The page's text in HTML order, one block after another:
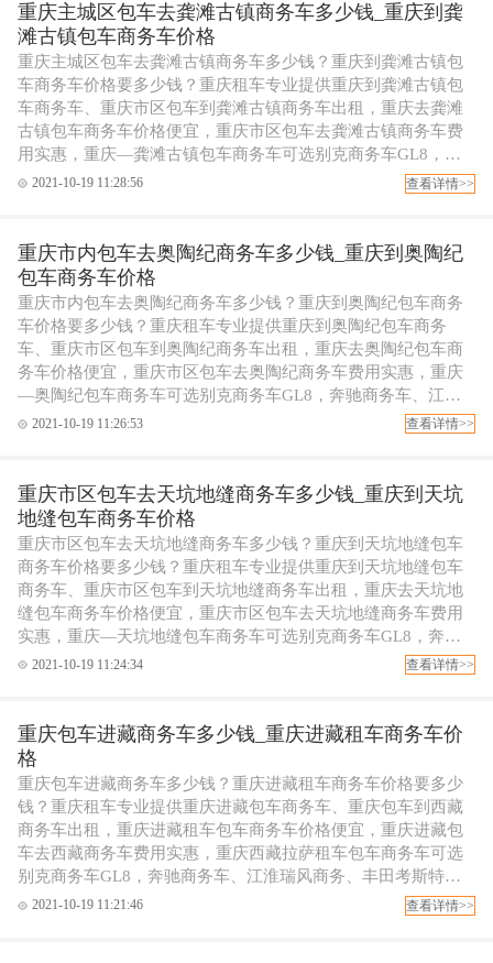
重庆主城区包车去龚滩古镇商务车多少钱_重庆到龚
滩古镇包车商务车价格
重庆主城区包车去龚滩古镇商务车多少钱？重庆到龚滩古镇包
车商务车价格要多少钱？重庆租车专业提供重庆到龚滩古镇包
车商务车、重庆市区包车到龚滩古镇商务车出租，重庆去龚滩
古镇包车商务车价格便宜，重庆市区包车去龚滩古镇商务车费
用实惠，重庆—龚滩古镇包车商务车可选别克商务车GL8，奔
驰商务车、江淮瑞风商务、丰田考斯特商务包车等，可配专职
2021-10-19 11:28:56 查看详情>>
重庆市内包车去奥陶纪商务车多少钱_重庆到奥陶纪
包车商务车价格
重庆市内包车去奥陶纪商务车多少钱？重庆到奥陶纪包车商务
车价格要多少钱？重庆租车专业提供重庆到奥陶纪包车商务
车、重庆市区包车到奥陶纪商务车出租，重庆去奥陶纪包车商
务车价格便宜，重庆市区包车去奥陶纪商务车费用实惠，重庆
—奥陶纪包车商务车可选别克商务车GL8，奔驰商务车、江淮
瑞风商务、丰田考斯特商务包车等，可配专职代驾司机，欢迎
2021-10-19 11:26:53 查看详情>>
重庆市区包车去天坑地缝商务车多少钱_重庆到天坑
地缝包车商务车价格
重庆市区包车去天坑地缝商务车多少钱？重庆到天坑地缝包车
商务车价格要多少钱？重庆租车专业提供重庆到天坑地缝包车
商务车、重庆市区包车到天坑地缝商务车出租，重庆去天坑地
缝包车商务车价格便宜，重庆市区包车去天坑地缝商务车费用
实惠，重庆—天坑地缝包车商务车可选别克商务车GL8，奔驰
商务车、江淮瑞风商务、丰田考斯特商务包车等，可配专职代
2021-10-19 11:24:34 查看详情>>
重庆包车进藏商务车多少钱_重庆进藏租车商务车价
格
重庆包车进藏商务车多少钱？重庆进藏租车商务车价格要多少
钱？重庆租车专业提供重庆进藏包车商务车、重庆包车到西藏
商务车出租，重庆进藏租车包车商务车价格便宜，重庆进藏包
车去西藏商务车费用实惠，重庆西藏拉萨租车包车商务车可选
别克商务车GL8，奔驰商务车、江淮瑞风商务、丰田考斯特商
务包车等，可配专职代驾司机，欢迎拨打重庆租车电话订车！
2021-10-19 11:21:46 查看详情>>